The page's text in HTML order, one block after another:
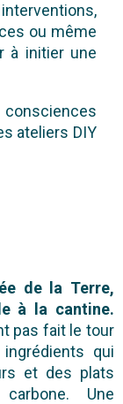
ou même
à initier une
ateliers DIY
de la Terre,
à la cantine.
pas fait le tour
qui
et des plats
Une